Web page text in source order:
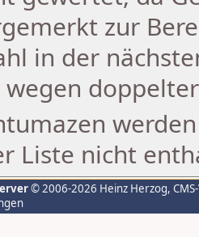
zur
in der
wegen
Liste nicht
© 2006-2026 Heinz Herzog,